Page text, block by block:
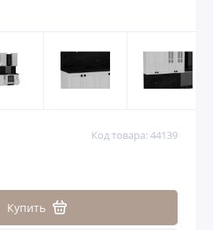
Код товара: 44139
Купить